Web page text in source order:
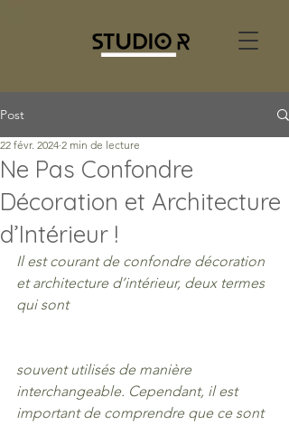
Post
Ne Pas Confondre
Décoration et Architecture
d’Intérieur !
22 févr. 2024 2 min de lecture
Il est courant de confondre décoration
et architecture d’intérieur, deux termes
qui sont
souvent utilisés de manière
interchangeable. Cependant, il est
important de comprendre que ce sont